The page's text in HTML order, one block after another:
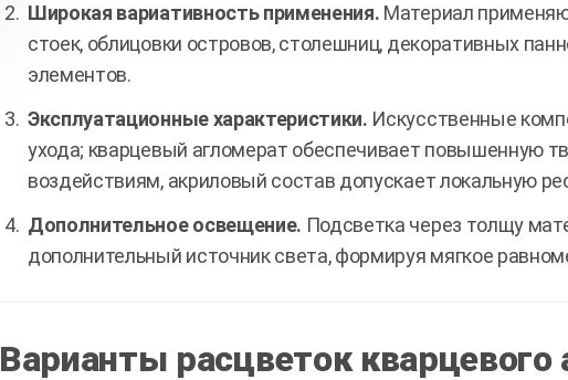
Широкая вариативность применения. Материал
стоек, облицовки островов, столешниц, декоративных
элементов.
Эксплуатационные характеристики. Искусственные
ухода; кварцевый агломерат обеспечивает повышенную
воздействиям, акриловый состав допускает локальную
Дополнительное освещение. Подсветка через толщу
дополнительный источник света, формируя мягкое
Варианты расцветок кварцевого